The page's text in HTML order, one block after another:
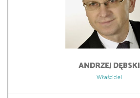
ANDRZEJ DĘBSKI
Właściciel